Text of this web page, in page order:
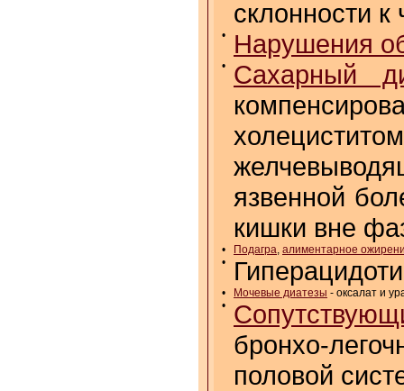
склонности
• Нарушения
•
Сахарный
язвенной
кишки вне
• Подагра, алиментарное
•
• Мочевые диатезы - оксалат и
•
бронхо-
половой